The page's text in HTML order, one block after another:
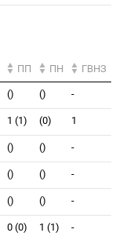
ПП ПН ГВНЗ
() () -
1 (1) (0) 1
() () -
() () -
() () -
0 (0) 1 (1) -